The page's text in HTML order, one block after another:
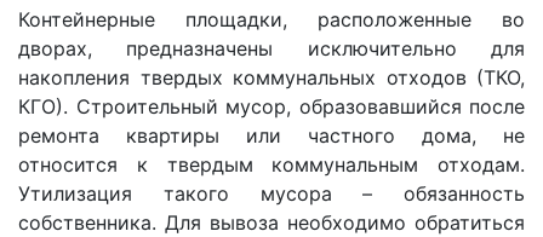
Контейнерные площадки, расположенные во
дворах, предназначены исключительно для
накопления твердых коммунальных отходов (ТКО,
КГО). Строительный мусор, образовавшийся после
ремонта квартиры или частного дома, не
относится к твердым коммунальным отходам.
Утилизация такого мусора – обязанность
собственника. Для вывоза необходимо обратиться